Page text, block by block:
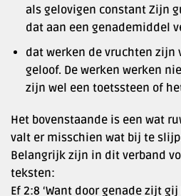
als gelovigen constant Zijn
dat aan een genademiddel
dat werken de vruchten zijn
geloof. De werken werken
zijn wel een toetssteen of
Het bovenstaande is een wat
valt er misschien wat bij te
Belangrijk zijn in dit verband
teksten:
Ef 2:8 ‘Want door genade zijt